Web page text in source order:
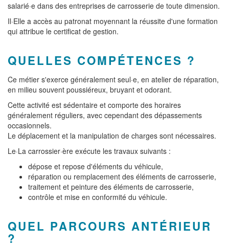
salarié·e dans des entreprises de carrosserie de toute dimension.
Il·Elle a accès au patronat moyennant la réussite d'une formation
qui attribue le certificat de gestion.
QUELLES COMPÉTENCES ?
Ce métier s'exerce généralement seul·e, en atelier de réparation,
en milieu souvent poussiéreux, bruyant et odorant.
Cette activité est sédentaire et comporte des horaires
généralement réguliers, avec cependant des dépassements
occasionnels.
Le déplacement et la manipulation de charges sont nécessaires.
Le·La carrossier·ère exécute les travaux suivants :
dépose et repose d'éléments du véhicule,
réparation ou remplacement des éléments de carrosserie,
traitement et peinture des éléments de carrosserie,
contrôle et mise en conformité du véhicule.
QUEL PARCOURS ANTÉRIEUR
?